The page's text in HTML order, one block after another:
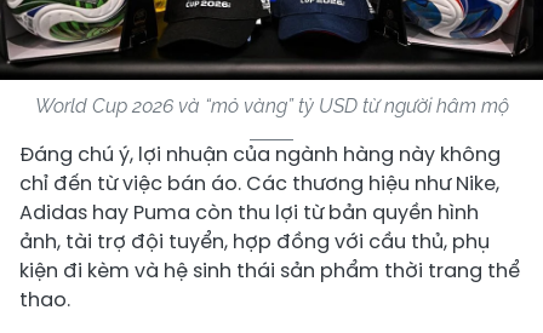
World Cup 2026 và “mỏ vàng” tỷ USD từ người hâm mộ
Đáng chú ý, lợi nhuận của ngành hàng này không
chỉ đến từ việc bán áo. Các thương hiệu như Nike,
Adidas hay Puma còn thu lợi từ bản quyền hình
ảnh, tài trợ đội tuyển, hợp đồng với cầu thủ, phụ
kiện đi kèm và hệ sinh thái sản phẩm thời trang thể
thao.